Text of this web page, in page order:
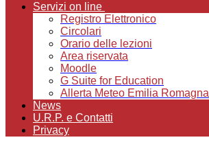
Servizi on line
Registro Elettronico
Circolari
Orario delle lezioni
Area riservata
Moodle
G Suite for Education
Allerta Meteo Emilia Romagna
News
U.R.P. e Contatti
Privacy